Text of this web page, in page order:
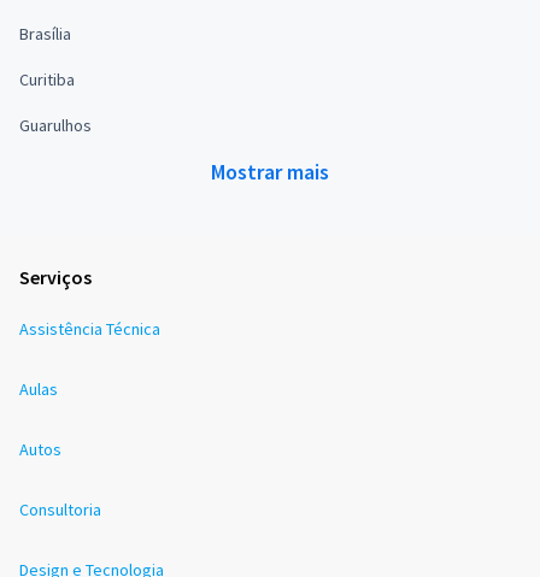
Brasília
Curitiba
Guarulhos
Mostrar mais
Serviços
Assistência Técnica
Aulas
Autos
Consultoria
Design e Tecnologia